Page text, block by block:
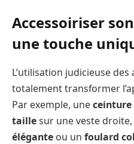
Accessoiriser
une touche
L’utilisation judicieuse
totalement transformer
Par exemple, uneceinture
taillesur une veste droite,
élégante ou un foulard